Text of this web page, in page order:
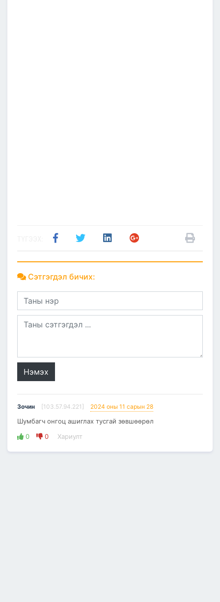
Сэтгэгдэл бичих:
Нэмэх
Зочин [103.57.94.221] 2024 оны 11 сарын 28
Шумбагч онгоц ашиглах тусгай зөвшөөрөл
0
0 Хариулт